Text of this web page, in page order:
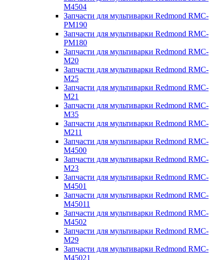
M4504
Запчасти для мультиварки Redmond RMC-
PM190
Запчасти для мультиварки Redmond RMC-
PM180
Запчасти для мультиварки Redmond RMC-
M20
Запчасти для мультиварки Redmond RMC-
M25
Запчасти для мультиварки Redmond RMC-
M21
Запчасти для мультиварки Redmond RMC-
M35
Запчасти для мультиварки Redmond RMC-
M211
Запчасти для мультиварки Redmond RMC-
M4500
Запчасти для мультиварки Redmond RMC-
M23
Запчасти для мультиварки Redmond RMC-
M4501
Запчасти для мультиварки Redmond RMC-
M45011
Запчасти для мультиварки Redmond RMC-
M4502
Запчасти для мультиварки Redmond RMC-
M29
Запчасти для мультиварки Redmond RMC-
M45021